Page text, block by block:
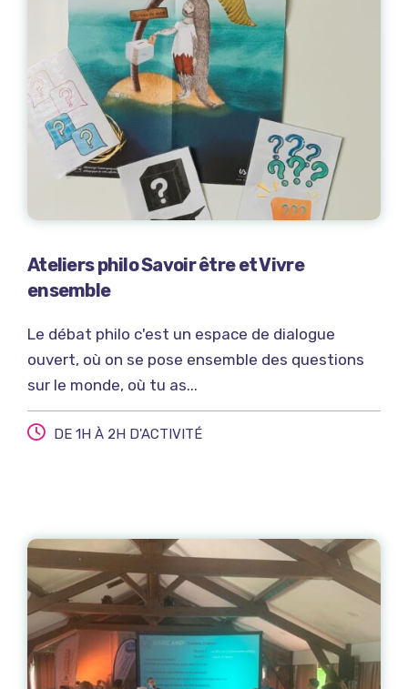
Ateliers philo Savoir être et Vivre
ensemble
Le débat philo c'est un espace de dialogue
ouvert, où on se pose ensemble des questions
sur le monde, où tu as...
DE 1H À 2H D'ACTIVITÉ